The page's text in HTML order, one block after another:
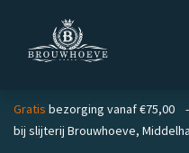
Gratis bezorging vanaf
bij slijterij Brouwhoeve,